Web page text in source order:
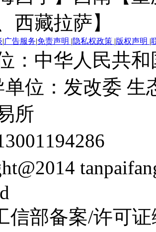
西藏拉萨】
|广告服务|免责声明 |隐私权政策 |版权声明 |
：中华人民共
位：发改委 生
所
信部备案/许可